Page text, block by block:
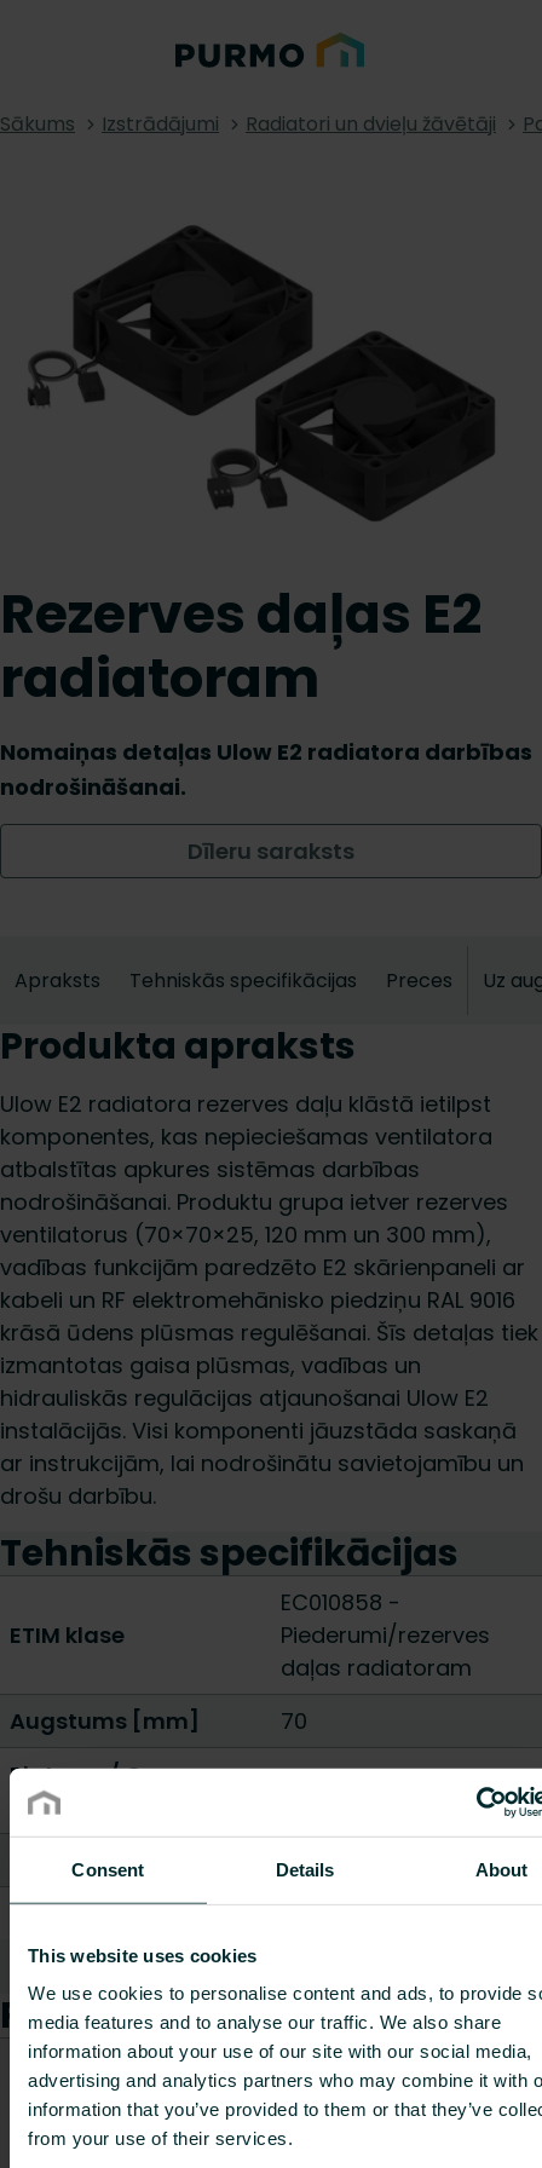
Consent Details About
This website uses cookies
We use cookies to personalise content and ads, to provide
media features and to analyse our traffic. We also share
information about your use of our site with our social media,
advertising and analytics partners who may combine it with
information that you’ve provided to them or that they’ve
from your use of their services.
Sākums Izstrādājumi Radiatori un dvieļu žāvētāji
Rezerves daļas E2
radiatoram
Nomaiņas detaļas Ulow E2 radiatora darbības
nodrošināšanai.
Dīleru saraksts
Apraksts Tehniskās specifikācijas Preces Uz
Produkta apraksts
Ulow E2 radiatora rezerves daļu klāstā ietilpst
komponentes, kas nepieciešamas ventilatora
atbalstītas apkures sistēmas darbības
nodrošināšanai. Produktu grupa ietver rezerves
ventilatorus (70×70×25, 120 mm un 300 mm),
vadības funkcijām paredzēto E2 skārienpaneli ar
kabeli un RF elektromehānisko piedziņu RAL 9016
krāsā ūdens plūsmas regulēšanai. Šīs detaļas tiek
izmantotas gaisa plūsmas, vadības un
hidrauliskās regulācijas atjaunošanai Ulow E2
instalācijās. Visi komponenti jāuzstāda saskaņā
ar instrukcijām, lai nodrošinātu savietojamību un
drošu darbību.
Tehniskās specifikācijas
ETIM klase
EC010858 -
Piederumi/rezerves
daļas radiatoram
Augstums [mm]
70
Platums / Garums
[mm]
Dziļums [mm]
25
Svars [kg]
0.62
Rādīt visu
Preces
Preces kods
Preces
apraksts
Svars
[kg]
CO2/Kg
ekvivalents
uz kg